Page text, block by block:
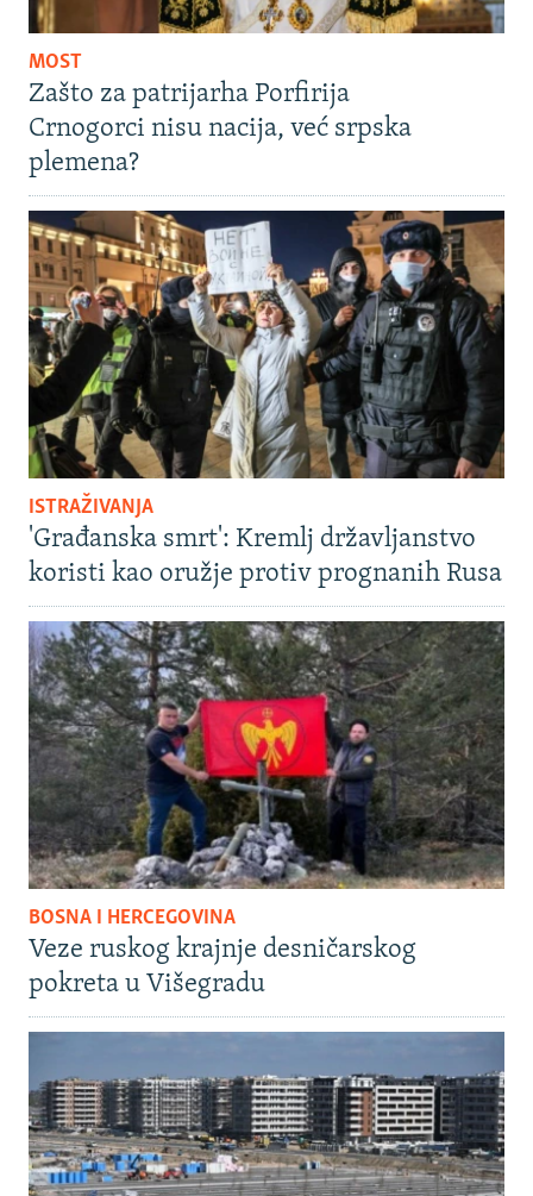
MOST
Zašto za patrijarha Porfirija
Crnogorci nisu nacija, već srpska
plemena?
ISTRAŽIVANJA
'Građanska smrt': Kremlj državljanstvo
koristi kao oružje protiv prognanih Rusa
BOSNA I HERCEGOVINA
Veze ruskog krajnje desničarskog
pokreta u Višegradu